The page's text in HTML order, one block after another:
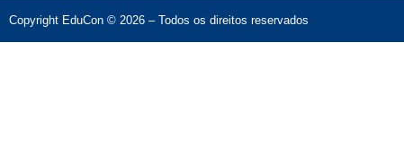
Copyright EduCon © 2026 – Todos os direitos reservados